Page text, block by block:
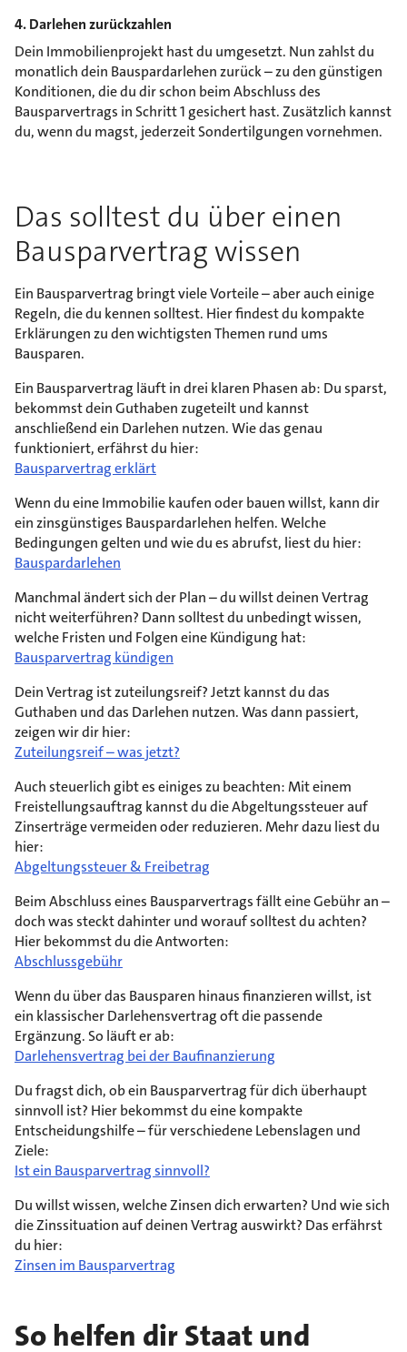
4. Darlehen zurückzahlen
Dein Immobilienprojekt hast du umgesetzt. Nun zahlst du
monatlich dein Bauspardarlehen zurück – zu den günstigen
Konditionen, die du dir schon beim Abschluss des
Bausparvertrags in Schritt 1 gesichert hast. Zusätzlich kannst
du, wenn du magst, jederzeit Sondertilgungen vornehmen.
Das solltest du über einen
Bausparvertrag wissen
Ein Bausparvertrag bringt viele Vorteile – aber auch einige
Regeln, die du kennen solltest. Hier findest du kompakte
Erklärungen zu den wichtigsten Themen rund ums
Bausparen.
Ein Bausparvertrag läuft in drei klaren Phasen ab: Du sparst,
bekommst dein Guthaben zugeteilt und kannst
anschließend ein Darlehen nutzen. Wie das genau
funktioniert, erfährst du hier:
Bausparvertrag erklärt
Wenn du eine Immobilie kaufen oder bauen willst, kann dir
ein zinsgünstiges Bauspardarlehen helfen. Welche
Bedingungen gelten und wie du es abrufst, liest du hier:
Bauspardarlehen
Manchmal ändert sich der Plan – du willst deinen Vertrag
nicht weiterführen? Dann solltest du unbedingt wissen,
welche Fristen und Folgen eine Kündigung hat:
Bausparvertrag kündigen
Dein Vertrag ist zuteilungsreif? Jetzt kannst du das
Guthaben und das Darlehen nutzen. Was dann passiert,
zeigen wir dir hier:
Zuteilungsreif – was jetzt?
Auch steuerlich gibt es einiges zu beachten: Mit einem
Freistellungsauftrag kannst du die Abgeltungssteuer auf
Zinserträge vermeiden oder reduzieren. Mehr dazu liest du
hier:
Abgeltungssteuer & Freibetrag
Beim Abschluss eines Bausparvertrags fällt eine Gebühr an –
doch was steckt dahinter und worauf solltest du achten?
Hier bekommst du die Antworten:
Abschlussgebühr
Wenn du über das Bausparen hinaus finanzieren willst, ist
ein klassischer Darlehensvertrag oft die passende
Ergänzung. So läuft er ab:
Darlehensvertrag bei der Baufinanzierung
Du fragst dich, ob ein Bausparvertrag für dich überhaupt
sinnvoll ist? Hier bekommst du eine kompakte
Entscheidungshilfe – für verschiedene Lebenslagen und
Ziele:
Ist ein Bausparvertrag sinnvoll?
Du willst wissen, welche Zinsen dich erwarten? Und wie sich
die Zinssituation auf deinen Vertrag auswirkt? Das erfährst
du hier:
Zinsen im Bausparvertrag
So helfen dir Staat und